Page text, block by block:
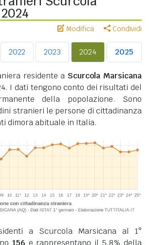
Modifica Condividi
2022 2023 2024 2025
residente a Scurcola Marsicana
I dati tengono conto dei risultati del
della popolazione. Sono
stranieri le persone di cittadinanza
dimora abituale in Italia.
a Scurcola Marsicana al 1°
156 e rappresentano il 5,8% della